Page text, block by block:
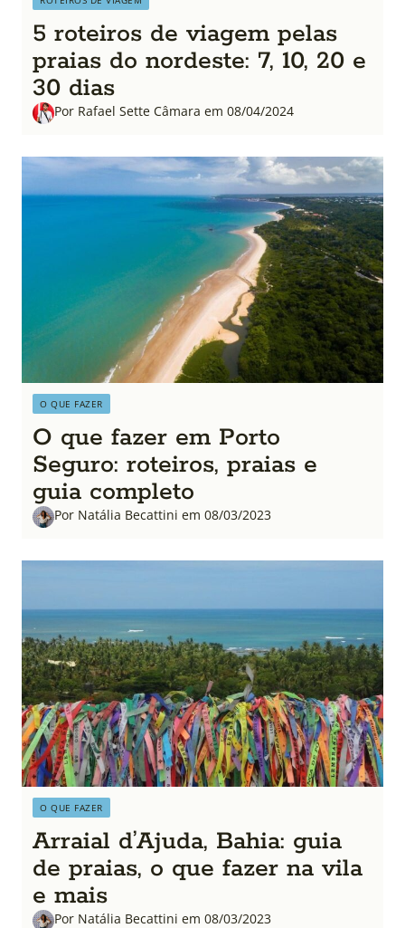
5 roteiros de viagem pelas
praias do nordeste: 7, 10, 20 e
30 dias
Por Rafael Sette Câmara em 08/04/2024
O QUE FAZER
O que fazer em Porto
Seguro: roteiros, praias e
guia completo
Por Natália Becattini em 08/03/2023
O QUE FAZER
Arraial d’Ajuda, Bahia: guia
de praias, o que fazer na vila
e mais
Por Natália Becattini em 08/03/2023